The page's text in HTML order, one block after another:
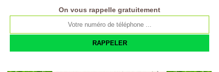
On vous rappelle gratuitement